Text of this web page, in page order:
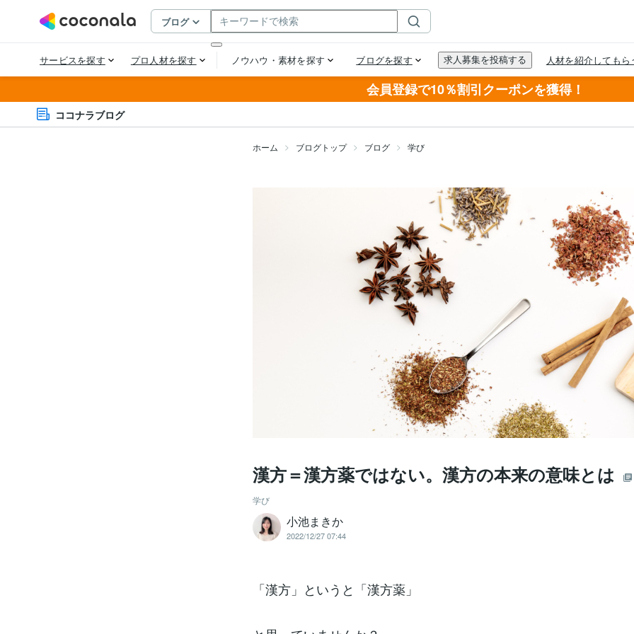
会員登録で10％割引クーポンを獲得！
ココナラブログ
ホーム ブログトップ ブログ 学び
漢方＝漢方薬ではない。漢方の本来の意味とは
学び
小池まきか
2022/12/27 07:44
「漢方」というと「漢方薬」